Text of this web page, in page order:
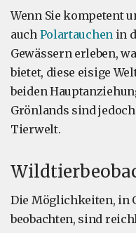
Wenn Sie kompetent
auch Polartauchenin
Gewässern erleben,
bietet, diese eisige
beiden
Grönlands sind
Tierwelt.
Die Möglichkeiten, in
beobachten, sind